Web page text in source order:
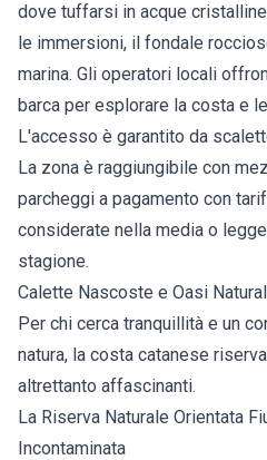
dove tuffarsi in acque
le immersioni, il fondale
marina. Gli operatori locali
barca per esplorare la costa e
L'accesso è garantito da
La zona è raggiungibile con
parcheggi a pagamento con
considerate nella media o
stagione.
Calette Nascoste e Oasi
Per chi cerca tranquillità e un
natura, la costa catanese
altrettanto affascinanti.
La Riserva Naturale Orientata
Incontaminata